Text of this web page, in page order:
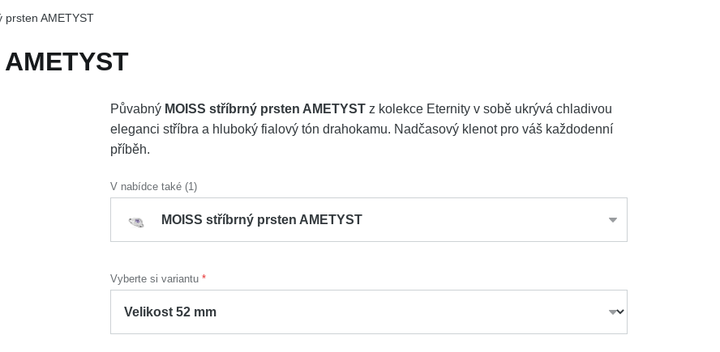
prsten AMETYST
Půvabný MOISS stříbrný prsten AMETYST z kolekce Eternity v sobě ukrývá chladivou
eleganci stříbra a hluboký fialový tón drahokamu. Nadčasový klenot pro váš každodenní
příběh.
V nabídce také (1)
MOISS stříbrný prsten AMETYST
Vyberte si variantu